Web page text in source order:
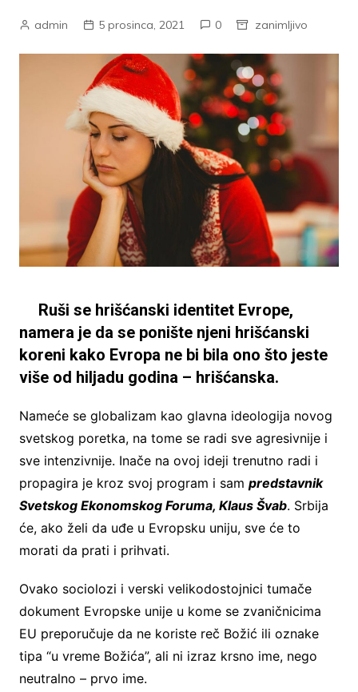
admin 5 prosinca, 2021 0 zanimljivo
Ruši se hrišćanski identitet Evrope,
namera je da se ponište njeni hrišćanski
koreni kako Evropa ne bi bila ono što jeste
više od hiljadu godina – hrišćanska.
Nameće se globalizam kao glavna ideologija novog
svetskog poretka, na tome se radi sve agresivnije i
sve intenzivnije. Inače na ovoj ideji trenutno radi i
propagira je kroz svoj program i sam predstavnik
Svetskog Ekonomskog Foruma, Klaus Švab. Srbija
će, ako želi da uđe u Evropsku uniju, sve će to
morati da prati i prihvati.
Ovako sociolozi i verski velikodostojnici tumače
dokument Evropske unije u kome se zvaničnicima
EU preporučuje da ne koriste reč Božić ili oznake
tipa “u vreme Božića”, ali ni izraz krsno ime, nego
neutralno – prvo ime.